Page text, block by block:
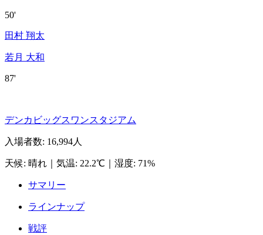
50'
田村 翔太
若月 大和
87'
デンカビッグスワンスタジアム
入場者数: 16,994人
天候: 晴れ 気温: 22.2℃ 湿度: 71%
サマリー
ラインナップ
戦評